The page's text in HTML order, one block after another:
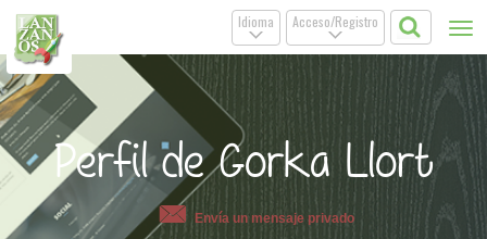
Acceso/Registro
.
Idioma
.
Perfil de Gorka Llort
Envía un mensaje privado